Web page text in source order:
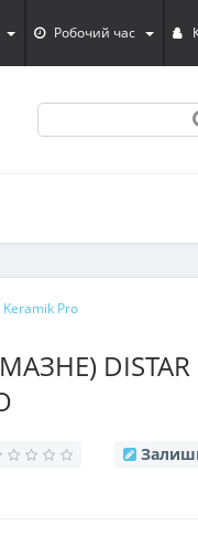
Робочий час
Pro
DISTAR